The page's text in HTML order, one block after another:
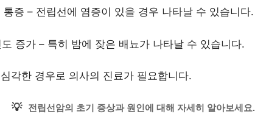
통증 – 전립선에 염증이 있을 경우 나타날 수 있습니다.
증가 – 특히 밤에 잦은 배뇨가 나타날 수 있습니다.
각한 경우로 의사의 진료가 필요합니다.
💡 전립선암의 초기 증상과 원인에 대해 자세히 알아보세요.